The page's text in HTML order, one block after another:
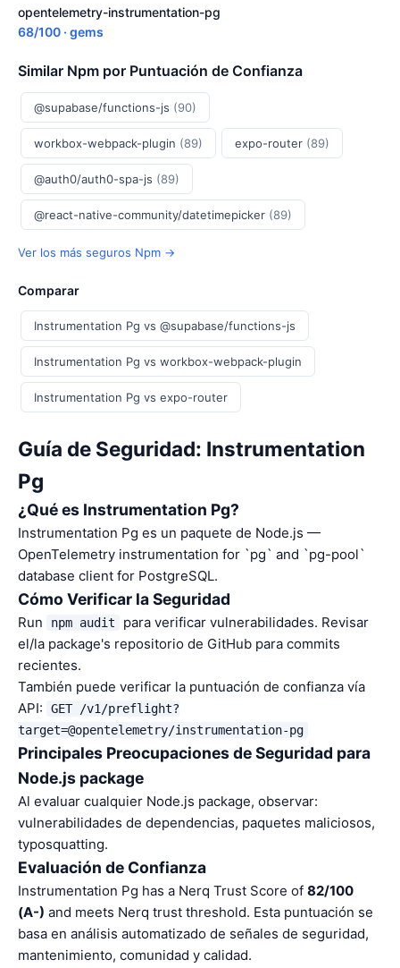
opentelemetry-instrumentation-pg
68/100 · gems
Similar Npm por Puntuación de Confianza
@supabase/functions-js (90)
workbox-webpack-plugin (89) expo-router (89)
@auth0/auth0-spa-js (89)
@react-native-community/datetimepicker (89)
Ver los más seguros Npm →
Comparar
Instrumentation Pg vs @supabase/functions-js
Instrumentation Pg vs workbox-webpack-plugin
Instrumentation Pg vs expo-router
Guía de Seguridad: Instrumentation
Pg
¿Qué es Instrumentation Pg?
Instrumentation Pg es un paquete de Node.js —
OpenTelemetry instrumentation for `pg` and `pg-pool`
database client for PostgreSQL.
Cómo Verificar la Seguridad
Run npm audit
para verificar vulnerabilidades. Revisar
el/la package's repositorio de GitHub para commits
recientes.
También puede verificar la puntuación de confianza vía
API:
GET /v1/preflight?
target=@opentelemetry/instrumentation-pg
Principales Preocupaciones de Seguridad para
Node.js package
Al evaluar cualquier Node.js package, observar:
vulnerabilidades de dependencias, paquetes maliciosos,
typosquatting.
Evaluación de Confianza
Instrumentation Pg has a Nerq Trust Score of 82/100
(A-) and meets Nerq trust threshold. Esta puntuación se
basa en análisis automatizado de señales de seguridad,
mantenimiento, comunidad y calidad.